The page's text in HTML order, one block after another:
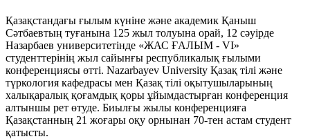
Қазақстандағы ғылым күніне және академик Қаныш
Сәтбаевтың туғанына 125 жыл толуына орай, 12 сәуірде
Назарбаев университетінде «ЖАС ҒАЛЫМ - VІ»
студенттерінің жыл сайынғы республикалық ғылыми
конференциясы өтті. Nazarbayev University Қазақ тілі және
түркология кафедрасы мен Қазақ тілі оқытушыларының
халықаралық қоғамдық қоры ұйымдастырған конференция
алтыншы рет өтуде. Биылғы жылы конференцияға
Қазақстанның 21 жоғары оқу орнынан 70-тен астам студент
қатысты.